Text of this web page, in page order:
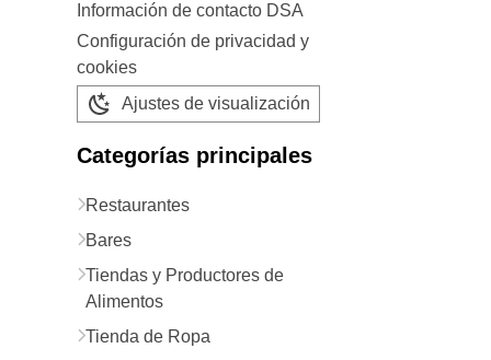
Información de contacto DSA
Configuración de privacidad y
cookies
Ajustes de visualización
Categorías principales
Restaurantes
Bares
Tiendas y Productores de
Alimentos
Tienda de Ropa